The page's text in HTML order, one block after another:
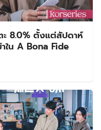
ะ 8.0% ตั้งแต่สัปดาห์
ใน A Bona Fide